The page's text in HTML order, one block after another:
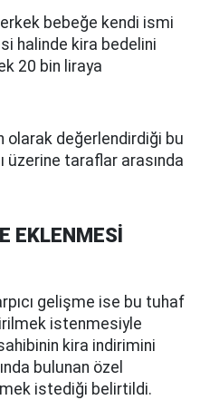
bebeğe kendi ismi
halinde kira bedelini
20 bin liraya
değerlendirdiği bu
taraflar arasında
EKLENMESİ
gelişme ise bu tuhaf
istenmesiyle
kira indirimini
bulunan özel
istediği belirtildi.